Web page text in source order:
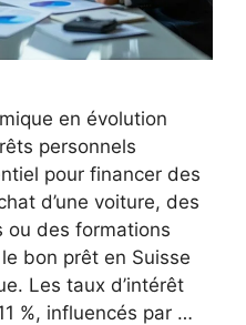
en évolution
personnels
pour financer des
d’une voiture, des
ou des formations
bon prêt en Suisse
Les taux d’intérêt
%, influencés par …